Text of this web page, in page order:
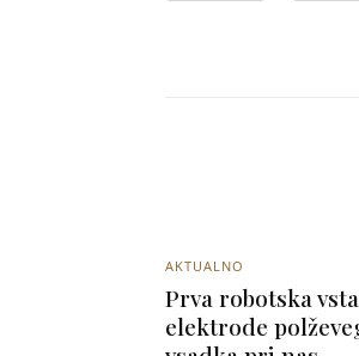
AKTUALNO
Prva robotska
elektrode